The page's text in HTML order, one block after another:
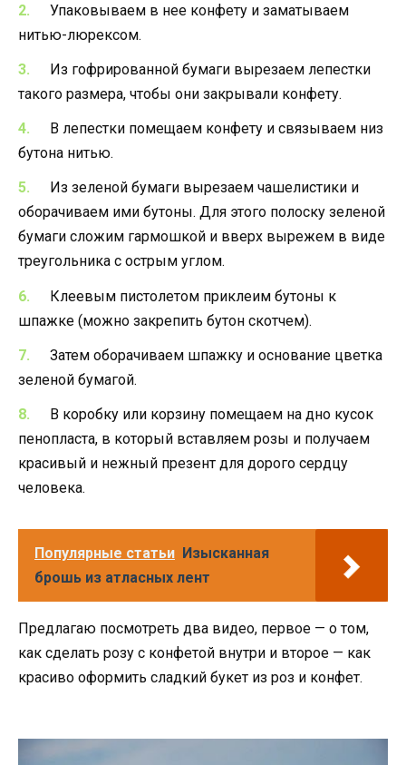
Упаковываем в нее конфету и заматываем
нитью-люрексом.
Из гофрированной бумаги вырезаем лепестки
такого размера, чтобы они закрывали конфету.
В лепестки помещаем конфету и связываем низ
бутона нитью.
Из зеленой бумаги вырезаем чашелистики и
оборачиваем ими бутоны. Для этого полоску зеленой
бумаги сложим гармошкой и вверх вырежем в виде
треугольника с острым углом.
Клеевым пистолетом приклеим бутоны к
шпажке (можно закрепить бутон скотчем).
Затем оборачиваем шпажку и основание цветка
зеленой бумагой.
В коробку или корзину помещаем на дно кусок
пенопласта, в который вставляем розы и получаем
красивый и нежный презент для дорого сердцу
человека.
Популярные статьи Изысканная
брошь из атласных лент
Предлагаю посмотреть два видео, первое — о том,
как сделать розу с конфетой внутри и второе — как
красиво оформить сладкий букет из роз и конфет.